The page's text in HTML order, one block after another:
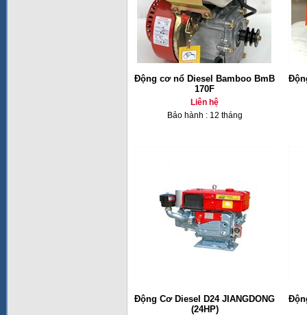
Động cơ nổ Diesel Bamboo BmB
170F
Liên hệ
Bảo hành : 12 tháng
Động Cơ Diesel D24 JIANGDONG
(24HP)